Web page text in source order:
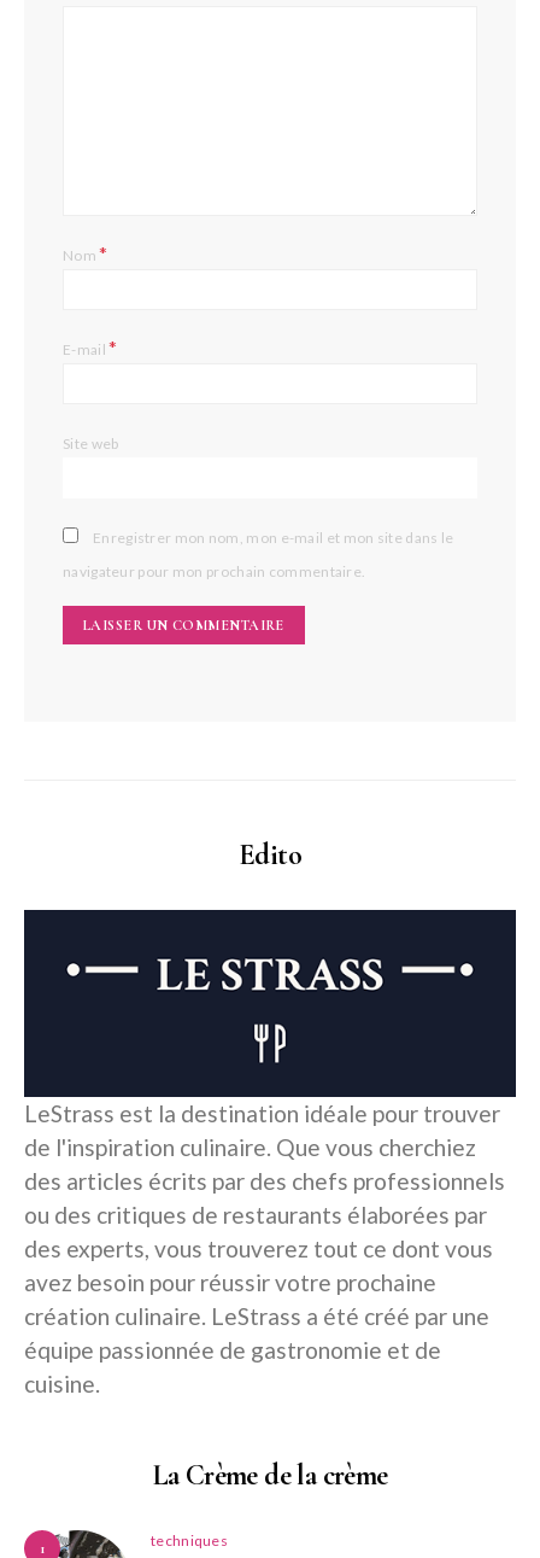
Nom*
E-mail*
Site web
Enregistrer mon nom, mon e-mail et mon site dans le
navigateur pour mon prochain commentaire.
Edito
LeStrass est la destination idéale pour trouver
de l'inspiration culinaire. Que vous cherchiez
des articles écrits par des chefs professionnels
ou des critiques de restaurants élaborées par
des experts, vous trouverez tout ce dont vous
avez besoin pour réussir votre prochaine
création culinaire. LeStrass a été créé par une
équipe passionnée de gastronomie et de
cuisine.
La Crème de la crème
1 techniques